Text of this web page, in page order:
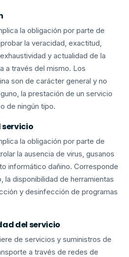
la obligación por parte de
la veracidad, exactitud,
y actualidad de la
a través del mismo. Los
son de carácter general y no
la prestación de un servicio
de ningún tipo.
servicio
la obligación por parte de
la ausencia de virus, gusanos
informático dañino. Corresponde
la disponibilidad de herramientas
y desinfección de programas
del servicio
de servicios y suministros de
a través de redes de